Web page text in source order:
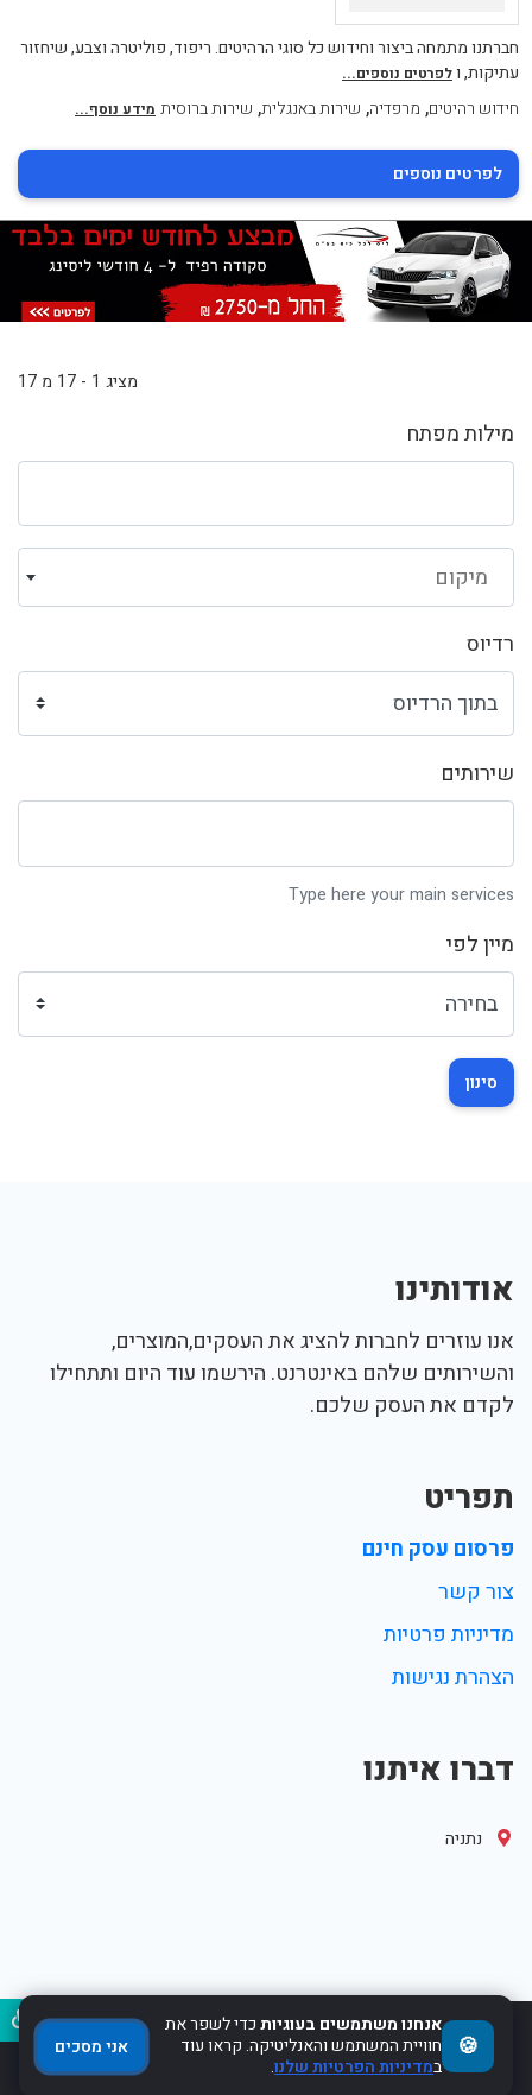
מילות מפתח
מיקום
רדיוס
שירותים
Type here your main services
מיין לפי
סינון
חברתנו מתמחה ביצור וחידוש כל סוגי הרהיטים. ריפוד, פוליטרה וצבע, שיחזור
עתיקות, ולפרטים נוספים...
חידוש רהיטים, מרפדיה, שירות באנגלית, שירות ברוסית מידע נוסף...
לפרטים נוספים
מציג 1 - 17 מ 17
אודותינו
אנו עוזרים לחברות להציג את העסקים,המוצרים,
והשירותים שלהם באינטרנט. הירשמו עוד היום ותתחילו
לקדם את העסק שלכם.
תפריט
פרסום עסק חינם
צור קשר
מדיניות פרטיות
הצהרת נגישות
דברו איתנו
נתניה
2017-2022 Powered by WebHit.co.il 🍪
אנחנו משתמשים בעוגיותכדי לשפר את
חוויית המשתמש והאנליטיקה. קראו עוד
במדיניות הפרטיות שלנו.
אני מסכים